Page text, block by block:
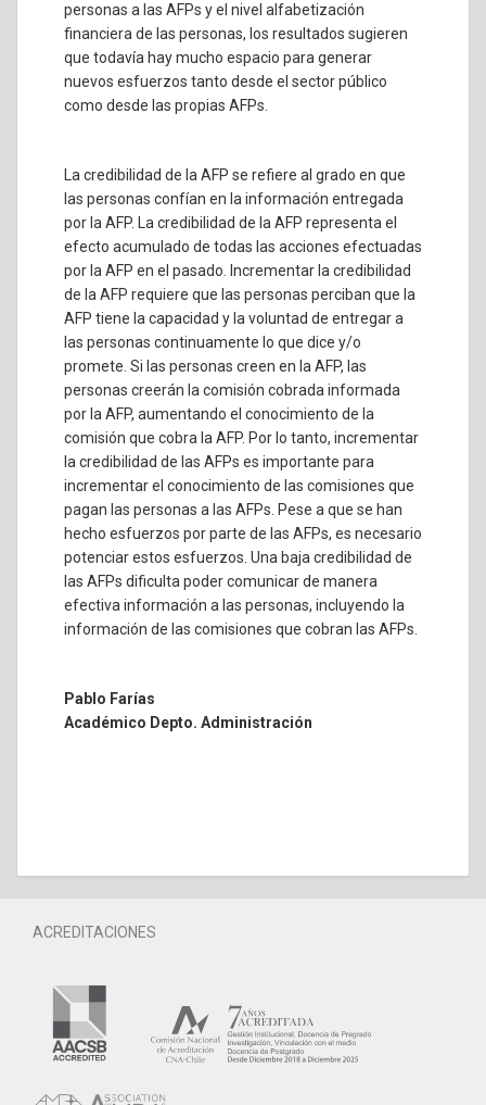
personas a las AFPs y el nivel alfabetización
financiera de las personas, los resultados sugieren
que todavía hay mucho espacio para generar
nuevos esfuerzos tanto desde el sector público
como desde las propias AFPs.
La credibilidad de la AFP se refiere al grado en que
las personas confían en la información entregada
por la AFP. La credibilidad de la AFP representa el
efecto acumulado de todas las acciones efectuadas
por la AFP en el pasado. Incrementar la credibilidad
de la AFP requiere que las personas perciban que la
AFP tiene la capacidad y la voluntad de entregar a
las personas continuamente lo que dice y/o
promete. Si las personas creen en la AFP, las
personas creerán la comisión cobrada informada
por la AFP, aumentando el conocimiento de la
comisión que cobra la AFP. Por lo tanto, incrementar
la credibilidad de las AFPs es importante para
incrementar el conocimiento de las comisiones que
pagan las personas a las AFPs. Pese a que se han
hecho esfuerzos por parte de las AFPs, es necesario
potenciar estos esfuerzos. Una baja credibilidad de
las AFPs dificulta poder comunicar de manera
efectiva información a las personas, incluyendo la
información de las comisiones que cobran las AFPs.
Pablo Farías
Académico Depto. Administración
ACREDITACIONES